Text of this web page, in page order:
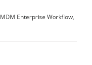
MDM Enterprise Workflow,